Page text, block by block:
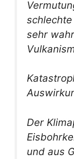
schlechte
sehr
Der
und aus